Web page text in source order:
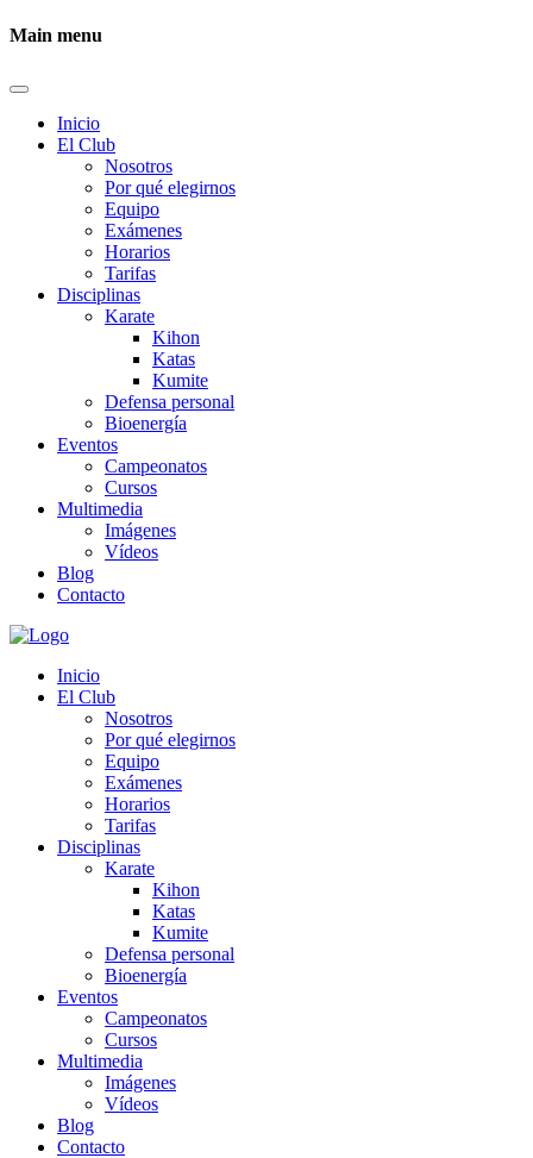
Main menu
Inicio
El Club
Nosotros
Por qué elegirnos
Equipo
Exámenes
Horarios
Tarifas
Disciplinas
Karate
Kihon
Katas
Kumite
Defensa personal
Bioenergía
Eventos
Campeonatos
Cursos
Multimedia
Imágenes
Vídeos
Blog
Contacto
Inicio
El Club
Nosotros
Por qué elegirnos
Equipo
Exámenes
Horarios
Tarifas
Disciplinas
Karate
Kihon
Katas
Kumite
Defensa personal
Bioenergía
Eventos
Campeonatos
Cursos
Multimedia
Imágenes
Vídeos
Blog
Contacto